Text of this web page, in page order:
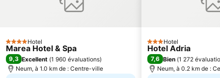
4 ÉtoilesHotel
Marea Hotel & Spa
9,3 Excellent (1 960 évaluations)
Neum, à 1.0 km de : Centre-ville
3 Étoiles
Hotel
Hotel Adria
7,6 Bien (1 272
Neum, à 0.2 km de :